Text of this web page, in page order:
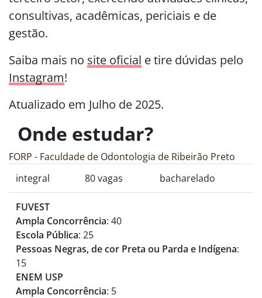
consultivas, acadêmicas, periciais e de
gestão.
Saiba mais no site oficial e tire dúvidas pelo
Instagram!
Atualizado em Julho de 2025.
Onde estudar?
FORP - Faculdade de Odontologia de Ribeirão Preto
integral
80 vagas bacharelado
FUVEST
Ampla Concorrência: 40
Escola Pública: 25
Pessoas Negras, de cor Preta ou Parda e Indígena:
15
ENEM USP
Ampla Concorrência: 5